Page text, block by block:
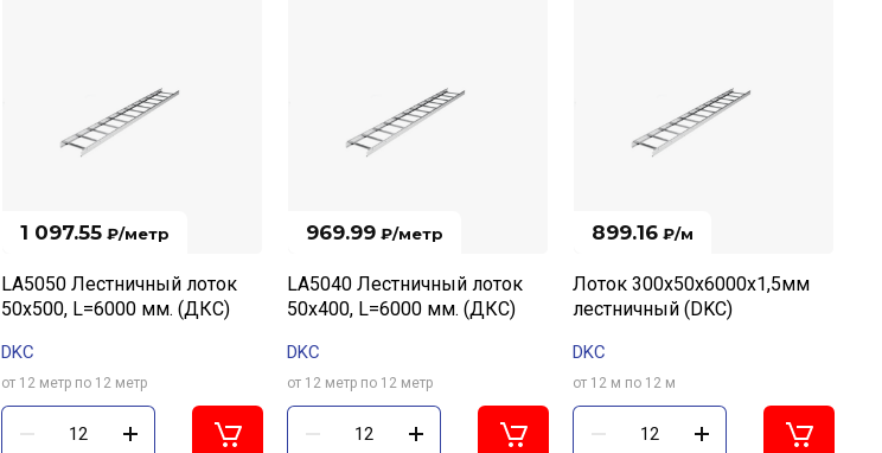
1 097.55 ₽/метр
LA5050 Лестничный лоток
50х500, L=6000 мм. (ДКС)
DKC
от 12 метр по 12 метр
969.99 ₽/метр
LA5040 Лестничный лоток
50х400, L=6000 мм. (ДКС)
DKC
от 12 метр по 12 метр
899.16 ₽/м
Лоток 300х50х6000х1,5мм
лестничный (DKC)
DKC
от 12 м по 12 м